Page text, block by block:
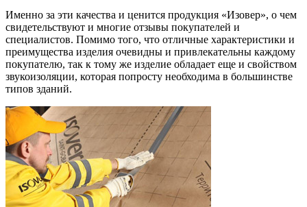
Именно за эти качества и ценится продукция «Изовер», о чем
свидетельствуют и многие отзывы покупателей и
специалистов. Помимо того, что отличные характеристики и
преимущества изделия очевидны и привлекательны каждому
покупателю, так к тому же изделие обладает еще и свойством
звукоизоляции, которая попросту необходима в большинстве
типов зданий.